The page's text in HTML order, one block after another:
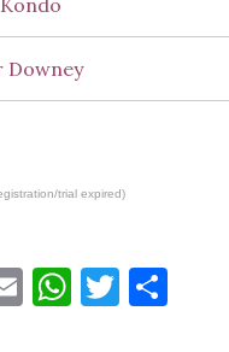
Downey
trial expired)
E W T